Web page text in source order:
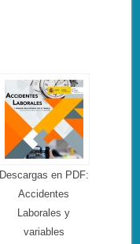
Descargas en PDF:
Accidentes
Laborales y
variables